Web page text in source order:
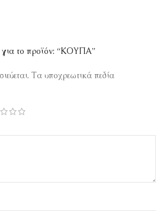
για το προϊόν: “ΚΟΥΠΑ”
Τα υποχρεωτικά πεδία